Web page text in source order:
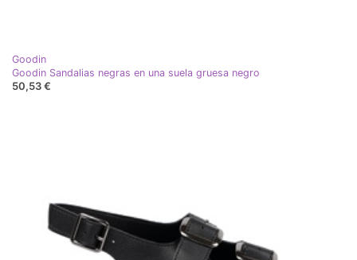
Goodin
Goodin Sandalias negras en una suela gruesa negro
50,53 €